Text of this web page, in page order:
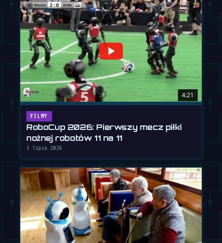
4:21
FILMY
RoboCup 2026: Pierwszy mecz piłki
nożnej robotów 11 na 11
5 lipca 2026